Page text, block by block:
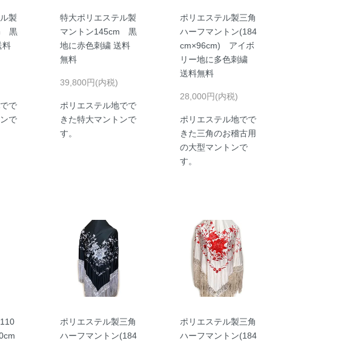
製
黒
料
で
で
特大ポリエステル製
マントン145cm 黒
地に赤色刺繍 送料
無料
39,800円(内税)
ポリエステル地でで
きた特大マントンで
す。
ポリエステル製三角
ハーフマントン(184
cm×96cm) アイボ
リー地に多色刺繍
送料無料
28,000円(内税)
ポリエステル地でで
きた三角のお稽古用
の大型マントンで
す。
ポリエステル製三角
ハーフマントン(184
ポリエステル製三角
ハーフマントン(184